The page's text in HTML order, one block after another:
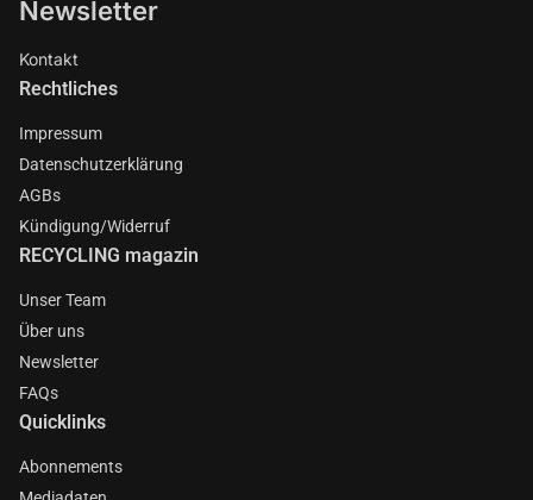
Newsletter
Kontakt
Rechtliches
Impressum
Datenschutzerklärung
AGBs
Kündigung/Widerruf
RECYCLING magazin
Unser Team
Über uns
Newsletter
FAQs
Quicklinks
Abonnements